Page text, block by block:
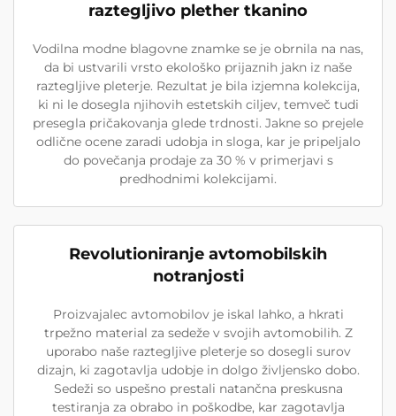
raztegljivo plether tkanino
Vodilna modne blagovne znamke se je obrnila na nas,
da bi ustvarili vrsto ekološko prijaznih jakn iz naše
raztegljive pleterje. Rezultat je bila izjemna kolekcija,
ki ni le dosegla njihovih estetskih ciljev, temveč tudi
presegla pričakovanja glede trdnosti. Jakne so prejele
odlične ocene zaradi udobja in sloga, kar je pripeljalo
do povečanja prodaje za 30 % v primerjavi s
predhodnimi kolekcijami.
Revolutioniranje avtomobilskih
notranjosti
Proizvajalec avtomobilov je iskal lahko, a hkrati
trpežno material za sedeže v svojih avtomobilih. Z
uporabo naše raztegljive pleterje so dosegli surov
dizajn, ki zagotavlja udobje in dolgo življensko dobo.
Sedeži so uspešno prestali natančna preskusna
testiranja za obrabo in poškodbe, kar zagotavlja